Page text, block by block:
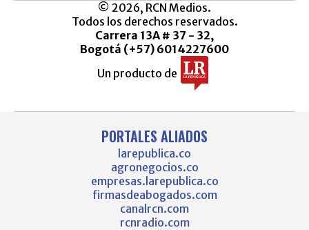
© 2026, RCN Medios.
Todos los derechos reservados.
Carrera 13A # 37 - 32,
Bogotá (+57) 6014227600
Un producto de
PORTALES ALIADOS
larepublica.co
agronegocios.co
empresas.larepublica.co
firmasdeabogados.com
canalrcn.com
rcnradio.com